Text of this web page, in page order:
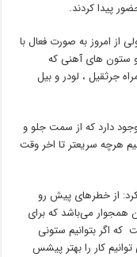
پیدا کردند.
از امروز به صورت فعال با
ستون های آهنی که
جرثقیل ، لودر و بیل
محل وجود دارد که از سمت جلو و
هرچه سریعتر تا اخر وقت
از خطرهای پیش رو
همجوار می‌باشد که برای
اگر بتوانیم ستونی
کار را بهتر پیشس